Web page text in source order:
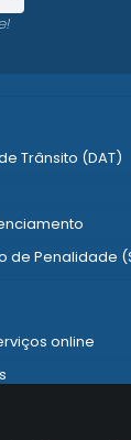
Trânsito (DAT)
de Penalidade
online